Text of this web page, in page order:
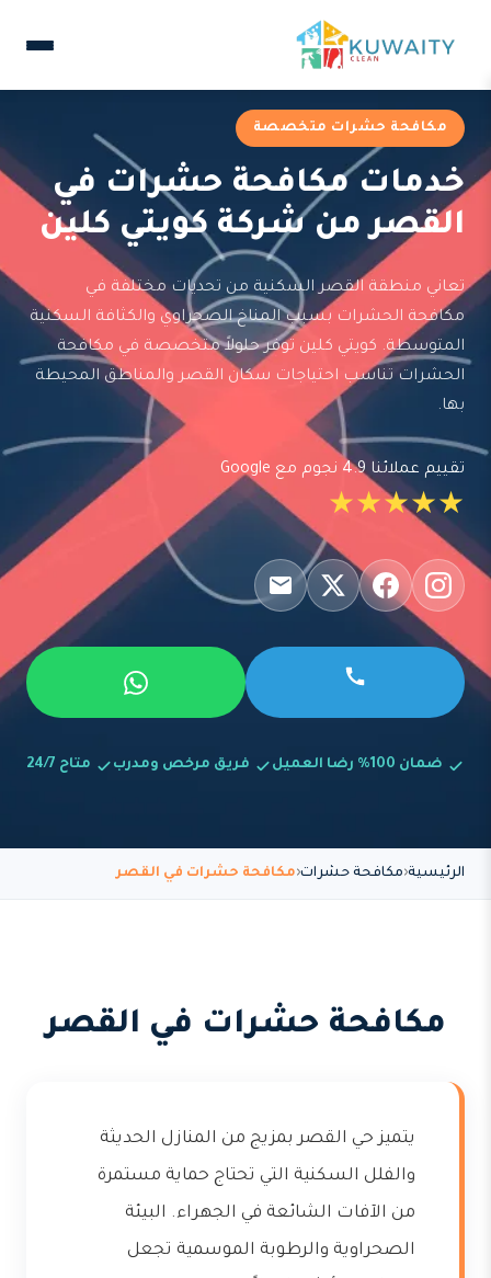
مكافحة حشرات متخصصة
خدمات مكافحة حشرات في
القصر من شركة كويتي كلين
تعاني منطقة القصر السكنية من تحديات مختلفة في
مكافحة الحشرات بسبب المناخ الصحراوي والكثافة السكنية
المتوسطة. كويتي كلين توفر حلولاً متخصصة في مكافحة
الحشرات تناسب احتياجات سكان القصر والمناطق المحيطة
بها.
تقييم عملائنا 4.9 نجوم مع Google
★★★★★
ضمان 100% رضا العميل فريق مرخص ومدرب متاح 24/7
الرئيسية مكافحة حشرات مكافحة حشرات في القصر
مكافحة حشرات في القصر
يتميز حي القصر بمزيج من المنازل الحديثة
والفلل السكنية التي تحتاج حماية مستمرة
من الآفات الشائعة في الجهراء. البيئة
الصحراوية والرطوبة الموسمية تجعل